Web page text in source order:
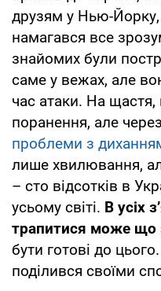
друзям у Нью-Йорку,
намагався все
знайомих були
саме у вежах, але
час атаки. На
поранення, але
проблеми з
лише хвилювання,
– сто відсотків в
усьому світі. В усіх
трапитися може що
бути готові до
поділився своїми